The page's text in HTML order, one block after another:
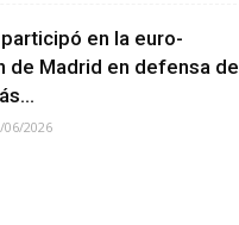
en la euro-
de Madrid en defensa de
06/2026